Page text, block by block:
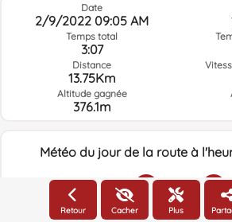
Date
2/9/2022 09:05 AM
Temps total
3:07
Distance
13.75Km
Altitude gagnée
376.1m
Météo du jour de la route à
09:00
Retour Cacher Plus